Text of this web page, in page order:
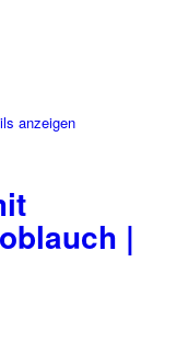
anzeigen
|